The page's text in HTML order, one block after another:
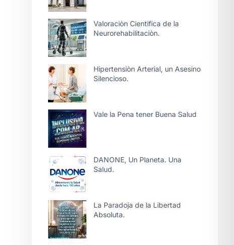
Valoraciòn Cientifica de la
Neurorehabilitaciòn.
Hipertensiòn Arterial, un Asesino
Silencioso.
Vale la Pena tener Buena Salud
DANONE, Un Planeta. Una
Salud.
La Paradoja de la Libertad
Absoluta.